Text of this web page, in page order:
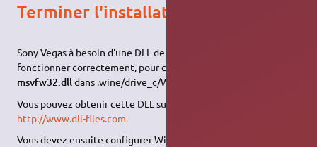
Terminer l'installation
Sony Vegas à besoin d'une DLL de Windows XP pour
fonctionner correctement, pour cela copiez le fichier
msvfw32.dlldans .wine/drive_c/Windows/System32
Vous pouvez obtenir cette DLL sur un site comme:
http://www.dll-files.com
Vous devez ensuite configurer Wine pour utiliser cette DLL en